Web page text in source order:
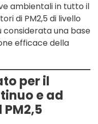
ambientali in tutto il
di PM2,5 di livello
una base
efficace della
per il
e ad